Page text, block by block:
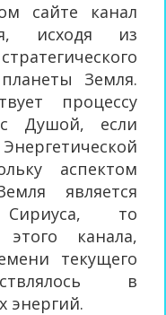
сайте канал
исходя из
Земля.
процессу
с Душой, если
аспектом
является
то
этого канала,
текущего
в
энергий.